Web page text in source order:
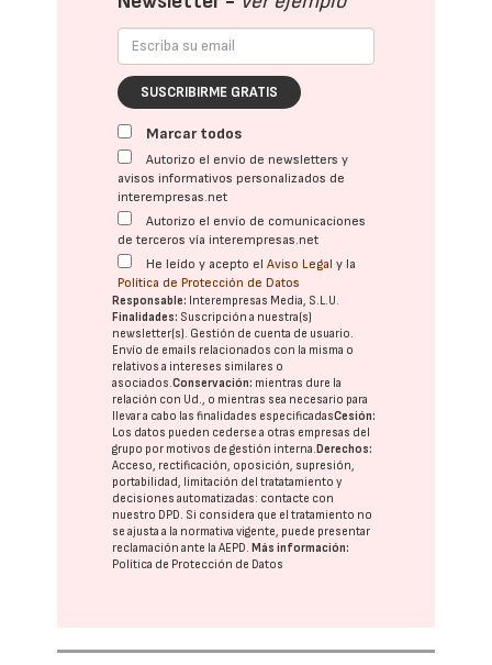
SUSCRIBIRME GRATIS
Marcar todos
Autorizo el envío de newsletters y
avisos informativos personalizados de
interempresas.net
Autorizo el envío de comunicaciones
de terceros vía interempresas.net
He leído y acepto elAviso Legal y la
Política de Protección de Datos
Responsable: Interempresas Media, S.L.U.
Finalidades: Suscripción a nuestra(s)
newsletter(s). Gestión de cuenta de usuario.
Envío de emails relacionados con la misma o
relativos a intereses similares o
asociados.Conservación: mientras dure la
relación con Ud., o mientras sea necesario para
llevar a cabo las finalidades especificadasCesión:
Los datos pueden cederse a otras empresas del
grupo por motivos de gestión interna.Derechos:
Acceso, rectificación, oposición, supresión,
portabilidad, limitación del tratatamiento y
decisiones automatizadas: contacte con
nuestro DPD . Si considera que el tratamiento no
se ajusta a la normativa vigente, puede presentar
reclamación ante laAEPD .Más información:
Política de Protección de Datos